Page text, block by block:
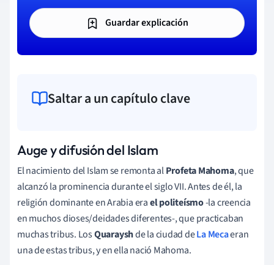
Guardar explicación
Saltar a un capítulo clave
Auge y difusión del Islam
El nacimiento del Islam se remonta alProfetaMahoma, que
alcanzó la prominencia durante el siglo VII. Antes de él, la
religión dominante en Arabia erael politeísmo-la creencia
en muchos dioses/deidades diferentes-, que practicaban
muchas tribus. LosQuarayshde la ciudad deLa Mecaeran
una de estas tribus, y en ella nació Mahoma.